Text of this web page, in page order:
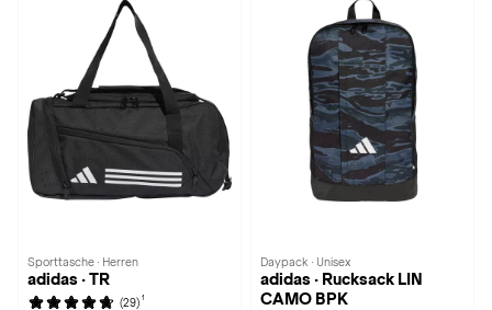
Sporttasche · Herren
adidas · TR
(29) 1
Daypack · Unisex
adidas · Rucksack LIN
CAMO BPK